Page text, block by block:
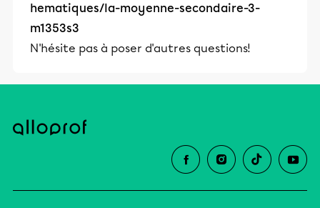
hematiques/la-moyenne-secondaire-3-
m1353s3
N'hésite pas à poser d'autres questions!